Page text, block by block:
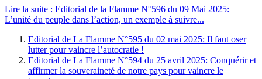
Lire la suite : Editorial de la Flamme N°596 du 09 Mai 2025:
L’unité du peuple dans l’action, un exemple à suivre...
Editorial de La Flamme N°595 du 02 mai 2025: Il faut oser
lutter pour vaincre l’autocratie !
Editorial de La Flamme N°594 du 25 avril 2025: Conquérir et
affirmer la souveraineté de notre pays pour vaincre le